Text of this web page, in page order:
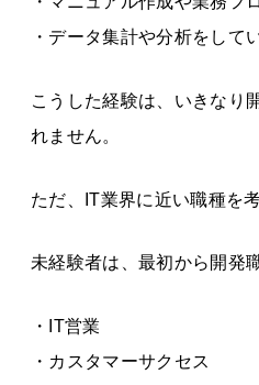
・データ集計や分析をして
こうした経験は、いきなり
れません。
ただ、IT業界に近い職種を
未経験者は、最初から開発
・IT営業
・カスタマーサクセス